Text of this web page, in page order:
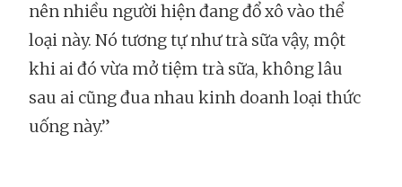
nên nhiều người hiện đang đổ xô vào thể
loại này. Nó tương tự như trà sữa vậy, một
khi ai đó vừa mở tiệm trà sữa, không lâu
sau ai cũng đua nhau kinh doanh loại thức
uống này.”